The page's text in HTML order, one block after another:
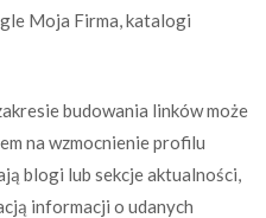
Moja Firma, katalogi
budowania linków może
na wzmocnienie profilu
blogi lub sekcje aktualności,
informacji o udanych